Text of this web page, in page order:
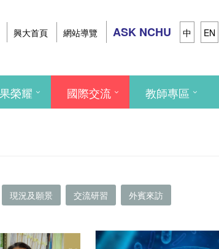
興大首頁 網站導覽 ASK NCHU 中 EN
榮耀 國際交流 教師專區
現況及願景 交流研習 外賓來訪